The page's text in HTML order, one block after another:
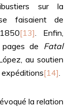
sur la
faisaient de
[13]. Enfin,
pages de Fatal
au soutien
[14].
la relation